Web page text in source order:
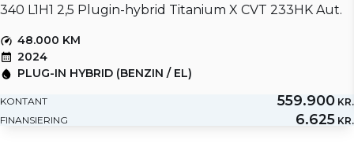
340 L1H1 2,5 Plugin-hybrid Titanium X CVT 233HK Aut.
48.000 KM
2024
PLUG-IN HYBRID (BENZIN / EL)
KONTANT 559.900 KR.
FINANSIERING
6.625 KR.